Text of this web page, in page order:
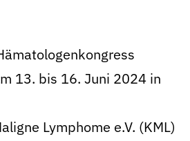
13. bis 16. Juni 2024 in
Lymphome e.V. (KML)